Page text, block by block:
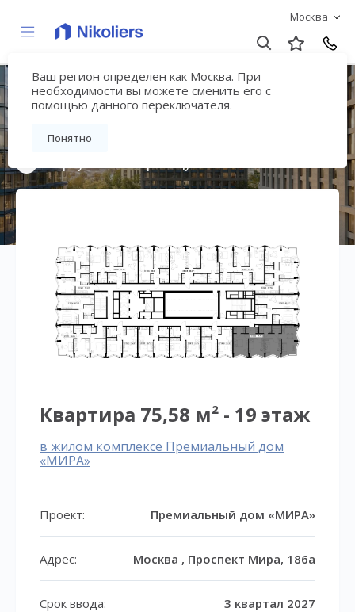
Москва
Ваш регион определен как Москва. При
необходимости вы можете сменить его с
помощью данного переключателя.
Понятно
Премиальный дом
«МИРА»
Квартира 75,58 м² - 19 этаж
в жилом комплексе Премиальный дом
«МИРА»
Проект: Премиальный дом «МИРА»
Адрес: Москва , Проспект Мира, 186а
Срок ввода: 3 квартал 2027